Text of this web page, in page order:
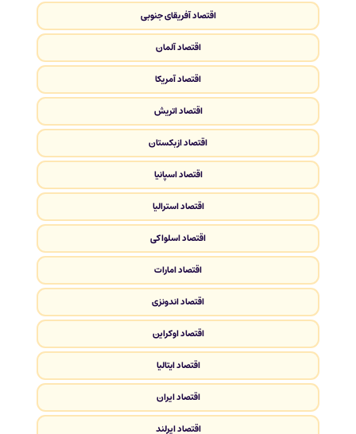
اقتصاد آفریقای جنوبی
اقتصاد آلمان
اقتصاد آمریکا
اقتصاد اتریش
اقتصاد ازبکستان
اقتصاد اسپانیا
اقتصاد استرالیا
اقتصاد اسلواکی
اقتصاد امارات
اقتصاد اندونزی
اقتصاد اوکراین
اقتصاد ایتالیا
اقتصاد ایران
اقتصاد ایرلند